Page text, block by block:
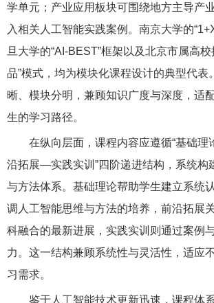
学单元；产业应用板块可围绕地方主导产
入相关人工智能实践案例。南京大学的
旦大学的“AI-BEST”框架以及北京市属高校
品”模式，均为模块化课程设计的典型代表
晰、模块分明，兼顾知识广度与深度，适
生的学习路径。
在纵向层面，课程内容应遵循“基础
沿拓展—实践实训”四阶递进结构，系统构
与方法体系。基础理论帮助学生建立系统
调人工智能思维与方法的培养，前沿拓展
科融合的最新进展，实践实训则通过案例
力。这一结构兼顾系统性与灵活性，适应
习需求。
鉴于人工智能技术更新迅速，课程体